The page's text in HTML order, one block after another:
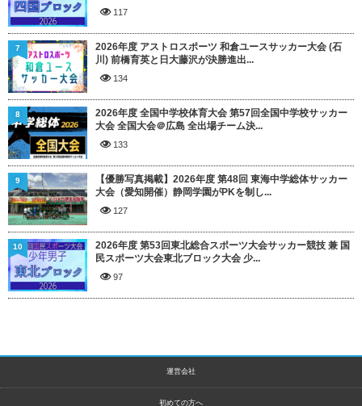
117
2026年度 アストロスポーツ 和倉ユースサッカー大会 (石
川) 前橋育英と日大藤沢が決勝進出...
134
7
2026年度 全国中学校体育大会 第57回全国中学校サッカー
大会 全国大会＠広島 全出場チーム決...
133
8
【優勝写真掲載】2026年度 第48回 東海中学総体サッカー
大会（愛知開催）静岡学園がPKを制し...
127
9
2026年度 第53回東北総合スポーツ大会サッカー競技 兼 国
民スポーツ大会東北ブロック大会 少...
97
10
運営会社
初めての方へ